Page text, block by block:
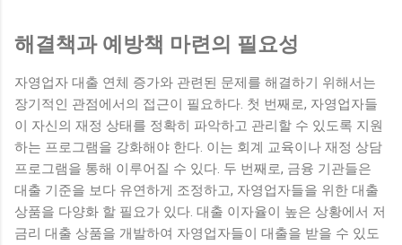
해결책과 예방책 마련의 필요성
자영업자 대출 연체 증가와 관련된 문제를 해결하기 위해서는
장기적인 관점에서의 접근이 필요하다. 첫 번째로, 자영업자들
이 자신의 재정 상태를 정확히 파악하고 관리할 수 있도록 지원
하는 프로그램을 강화해야 한다. 이는 회계 교육이나 재정 상담
프로그램을 통해 이루어질 수 있다. 두 번째로, 금융 기관들은
대출 기준을 보다 유연하게 조정하고, 자영업자들을 위한 대출
상품을 다양화 할 필요가 있다. 대출 이자율이 높은 상황에서 저
금리 대출 상품을 개발하여 자영업자들이 대출을 받을 수 있도